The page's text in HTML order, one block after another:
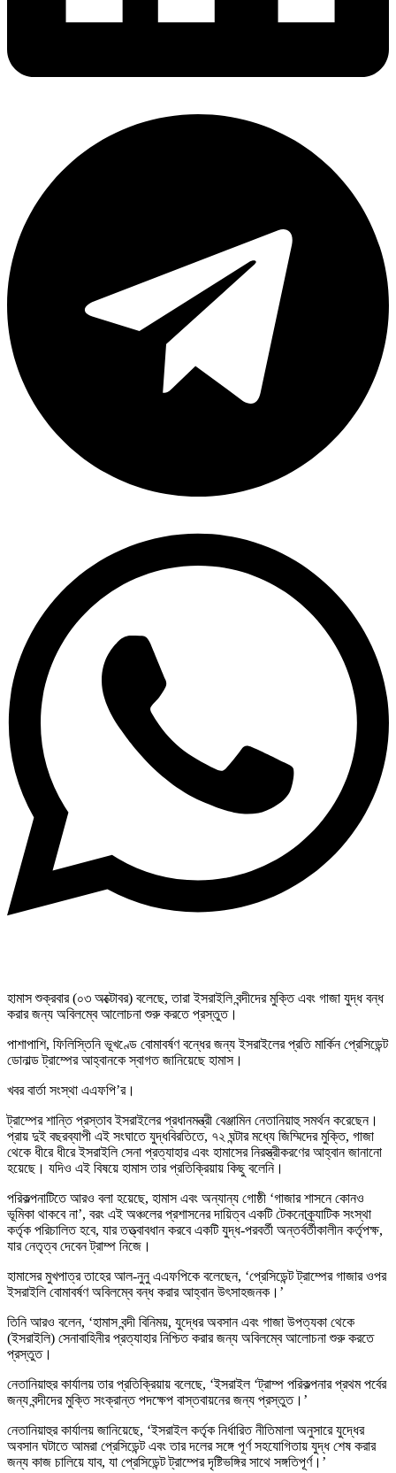
হামাস শুক্রবার (০৩ অক্টোবর) বলেছে, তারা ইসরাইলি বন্দীদের মুক্তি এবং গাজা যুদ্ধ বন্ধ
করার জন্য অবিলম্বে আলোচনা শুরু করতে প্রস্তুত।
পাশাপাশি, ফিলিস্তিনি ভূখণ্ডে বোমাবর্ষণ বন্ধের জন্য ইসরাইলের প্রতি মার্কিন প্রেসিডেন্ট
ডোনাল্ড ট্রাম্পের আহ্বানকে স্বাগত জানিয়েছে হামাস।
খবর বার্তা সংস্থা এএফপি’র।
ট্রাম্পের শান্তি প্রস্তাব ইসরাইলের প্রধানমন্ত্রী বেঞ্জামিন নেতানিয়াহু সমর্থন করেছেন।
প্রায় দুই বছরব্যাপী এই সংঘাতে যুদ্ধবিরতিতে, ৭২ ঘন্টার মধ্যে জিম্মিদের মুক্তি, গাজা
থেকে ধীরে ধীরে ইসরাইলি সেনা প্রত্যাহার এবং হামাসের নিরস্ত্রীকরণের আহ্বান জানানো
হয়েছে। যদিও এই বিষয়ে হামাস তার প্রতিক্রিয়ায় কিছু বলেনি।
পরিকল্পনাটিতে আরও বলা হয়েছে, হামাস এবং অন্যান্য গোষ্ঠী ‘গাজার শাসনে কোনও
ভূমিকা থাকবে না’, বরং এই অঞ্চলের প্রশাসনের দায়িত্ব একটি টেকনোক্র্যাটিক সংস্থা
কর্তৃক পরিচালিত হবে, যার তত্ত্বাবধান করবে একটি যুদ্ধ-পরবর্তী অন্তর্বর্তীকালীন কর্তৃপক্ষ,
যার নেতৃত্ব দেবেন ট্রাম্প নিজে।
হামাসের মুখপাত্র তাহের আল-নুনু এএফপিকে বলেছেন, ‘প্রেসিডেন্ট ট্রাম্পের গাজার ওপর
ইসরাইলি বোমাবর্ষণ অবিলম্বে বন্ধ করার আহ্বান উৎসাহজনক।’
তিনি আরও বলেন, ‘হামাস বন্দী বিনিময়, যুদ্ধের অবসান এবং গাজা উপত্যকা থেকে
(ইসরাইলি) সেনাবাহিনীর প্রত্যাহার নিশ্চিত করার জন্য অবিলম্বে আলোচনা শুরু করতে
প্রস্তুত।
নেতানিয়াহুর কার্যালয় তার প্রতিক্রিয়ায় বলেছে, ‘ইসরাইল ‘ট্রাম্প পরিকল্পনার প্রথম পর্বের
জন্য বন্দীদের মুক্তি সংক্রান্ত পদক্ষেপ বাস্তবায়নের জন্য প্রস্তুত।’
নেতানিয়াহুর কার্যালয় জানিয়েছে, ‘ইসরাইল কর্তৃক নির্ধারিত নীতিমালা অনুসারে যুদ্ধের
অবসান ঘটাতে আমরা প্রেসিডেন্ট এবং তার দলের সঙ্গে পূর্ণ সহযোগিতায় যুদ্ধ শেষ করার
জন্য কাজ চালিয়ে যাব, যা প্রেসিডেন্ট ট্রাম্পের দৃষ্টিভঙ্গির সাথে সঙ্গতিপূর্ণ।’